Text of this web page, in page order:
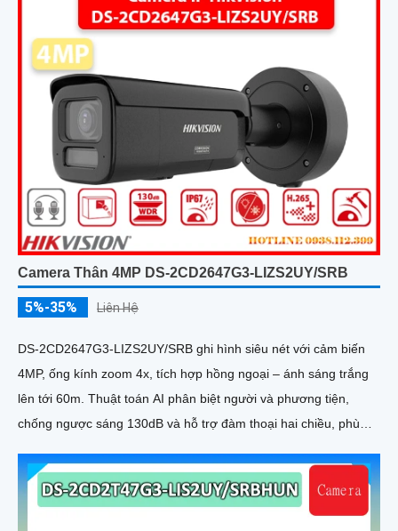
Camera Thân 4MP DS-2CD2647G3-LIZS2UY/SRB
5%-35% Liên Hệ
DS-2CD2647G3-LIZS2UY/SRB ghi hình siêu nét với cảm biến
4MP, ống kính zoom 4x, tích hợp hồng ngoại – ánh sáng trắng
lên tới 60m. Thuật toán AI phân biệt người và phương tiện,
chống ngược sáng 130dB và hỗ trợ đàm thoại hai chiều, phù